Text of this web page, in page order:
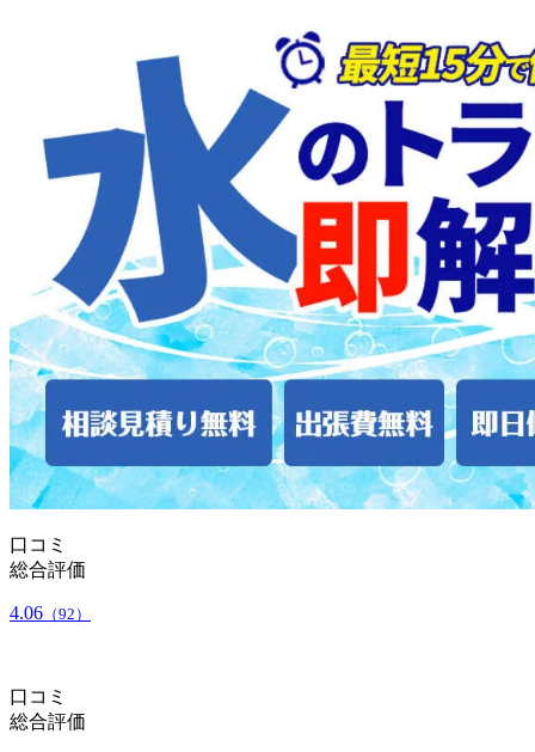
口コミ
総合評価
4.06 （92）
口コミ
総合評価